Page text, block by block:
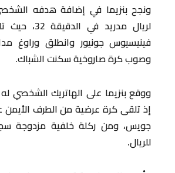
ونجح بنزيما في إضافة هدفه الشخصي
لريال مدريد
فينيسيوس جونيور وانطلق وراوغ
وصوب كرة صاروخية سكنت الشباك.
إذ تلقى كرة عرضية من الطرف الأيمن
جويس، ومن ركلة خلفية مزدوجة
للريال.